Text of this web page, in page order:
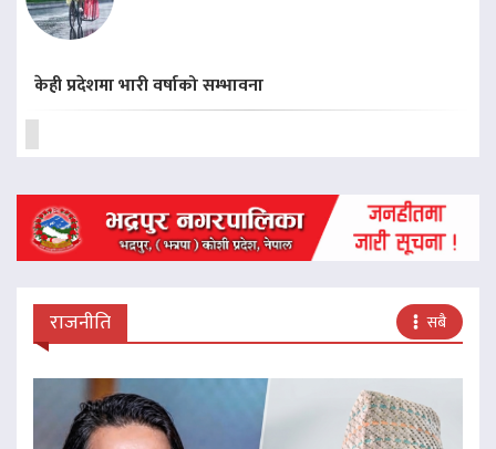
केही प्रदेशमा भारी वर्षाको सम्भावना
राजनीति सबै